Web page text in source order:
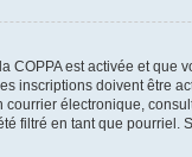
est activée et
doivent être
électronique,
en tant que pourriel.